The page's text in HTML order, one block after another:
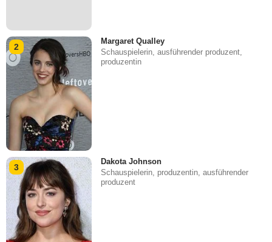
2
Margaret Qualley
Schauspielerin, ausführender produzent,
produzentin
3
Dakota Johnson
Schauspielerin, produzentin, ausführender
produzent